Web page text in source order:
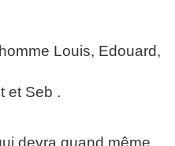
Louis, Edouard,
et Seb .
devra quand même